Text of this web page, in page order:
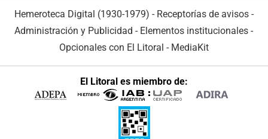
Hemeroteca Digital (1930-1979) - Receptorías de avisos -
Administración y Publicidad - Elementos institucionales -
Opcionales con El Litoral - MediaKit
El Litoral es miembro de: